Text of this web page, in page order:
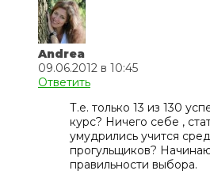
Andrea
09.06.2012 в 10:45
Ответить
Т.е. только 13 из 130
курс? Ничего себе ,
умудрились учится
прогульщиков?
правильности выбора.